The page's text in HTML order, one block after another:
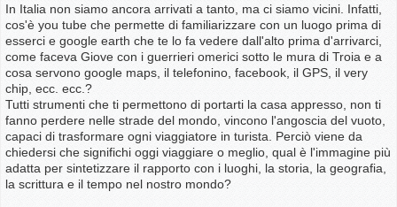
In Italia non siamo ancora arrivati a tanto, ma ci siamo vicini. Infatti,
cos'è you tube che permette di familiarizzare con un luogo prima di
esserci e google earth che te lo fa vedere dall'alto prima d'arrivarci,
come faceva Giove con i guerrieri omerici sotto le mura di Troia e a
cosa servono google maps, il telefonino, facebook, il GPS, il very
chip, ecc. ecc.?
Tutti strumenti che ti permettono di portarti la casa appresso, non ti
fanno perdere nelle strade del mondo, vincono l'angoscia del vuoto,
capaci di trasformare ogni viaggiatore in turista. Perciò viene da
chiedersi che significhi oggi viaggiare o meglio, qual è l'immagine più
adatta per sintetizzare il rapporto con i luoghi, la storia, la geografia,
la scrittura e il tempo nel nostro mondo?